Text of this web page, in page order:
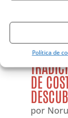
Política de
DE
por